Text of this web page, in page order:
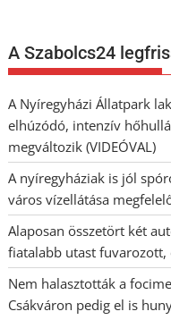
A Szabolcs24
A Nyíregyházi Állatpark
elhúzódó, intenzív
megváltozik (VIDEÓVAL)
A nyíregyháziak is jól
város vízellátása
Alaposan összetört két
fiatalabb utast
Nem halasztották a
Csákváron pedig el is